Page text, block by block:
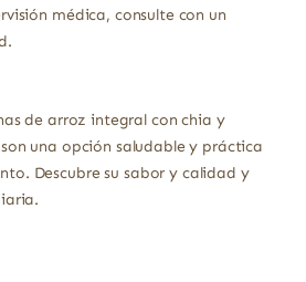
médica, consulte con un
de arroz integral con chia y
una opción saludable y práctica
Descubre su sabor y calidad y